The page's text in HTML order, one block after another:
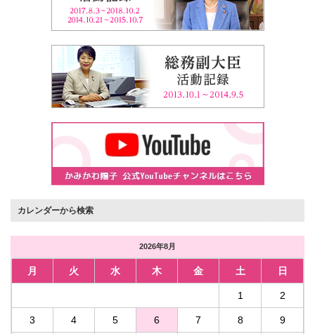
カレンダーから検索
2026年8月
月 火 水 木 金 土 日
1 2
3 4 5 6 7 8 9